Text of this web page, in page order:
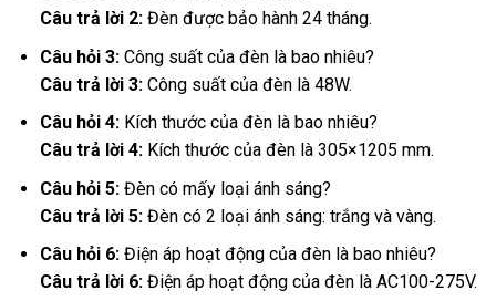
Câu trả lời 2:Đèn được bảo hành 24 tháng.
Câu hỏi 3:Công suất của đèn là bao nhiêu?
Câu trả lời 3:Công suất của đèn là 48W.
Câu hỏi 4:Kích thước của đèn là bao nhiêu?
Câu trả lời 4:Kích thước của đèn là 305×1205 mm.
Câu hỏi 5:Đèn có mấy loại ánh sáng?
Câu trả lời 5:Đèn có 2 loại ánh sáng: trắng và vàng.
Câu hỏi 6:Điện áp hoạt động của đèn là bao nhiêu?
Câu trả lời 6:Điện áp hoạt động của đèn là AC100-275V.